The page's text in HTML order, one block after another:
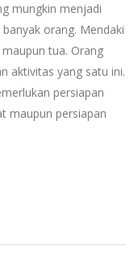
mungkin menjadi
orang. Mendaki
tua. Orang
aktivitas yang satu ini.
persiapan
maupun persiapan